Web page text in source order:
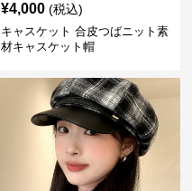
¥4,000 (税込)
キャスケット 合皮つばニット素
材キャスケット帽